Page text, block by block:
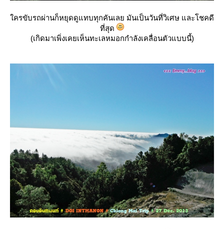
ครขับรถผ่านก็หยุดดูแทบทุกคันเลย มันเป็นวันที่วิเศษ และโชคดี
ที่สุด
(เกิดมาเพิ่งเคยเห็นทะเลหมอกกำลังเคลื่อนตัวแบบนี้)